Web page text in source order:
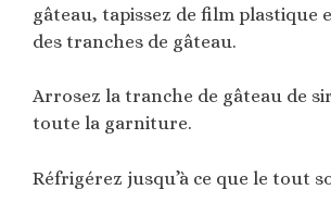
gâteau, tapissez de film plastique
des tranches de gâteau.
Arrosez la tranche de gâteau de
toute la garniture.
Réfrigérez jusqu’à ce que le tout